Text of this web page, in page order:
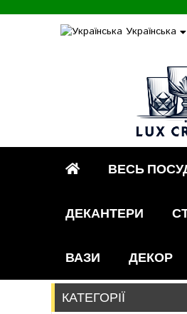
Українська
ВЕСЬ
ДЕКАНТЕРИ
ВАЗИ ДЕКОР
КАТЕГОРІЇ